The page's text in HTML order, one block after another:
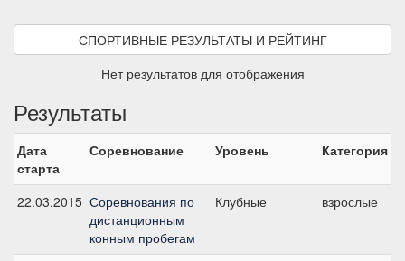
СПОРТИВНЫЕ РЕЗУЛЬТАТЫ И РЕЙТИНГ
Нет результатов для отображения
Результаты
Дата
старта
Соревнование Уровень Категория
22.03.2015 Соревнования по
дистанционным
конным пробегам
Клубные взрослые